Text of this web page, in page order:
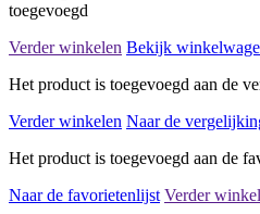
toegevoegd
Verder winkelen Bekijk
Het product is toegevoegd aan de
Verder winkelen Naar de
Het product is toegevoegd aan de
Naar de favorietenlijst Verder